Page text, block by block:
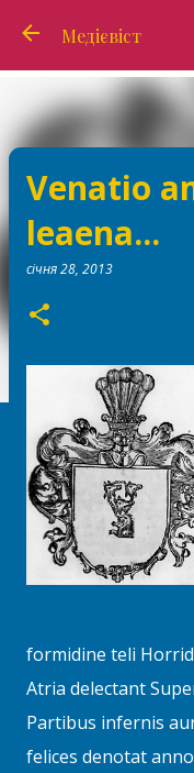
Перейти
Медієвіст
Venatio
leaena...
січня 28, 2013
formidine teli
Atria delectant
Partibus infernis
felices denotat